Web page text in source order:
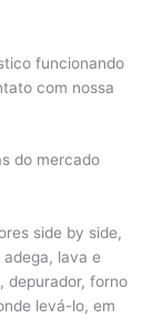
funcionando
com nossa
do mercado
side by side,
lava e
depurador, forno
levá-lo, em